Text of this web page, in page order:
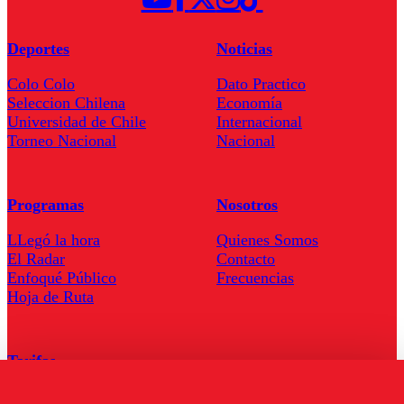
Deportes
Colo Colo
Seleccion Chilena
Universidad de Chile
Torneo Nacional
Noticias
Dato Practico
Economía
Internacional
Nacional
Programas
LLegó la hora
El Radar
Enfoqué Público
Hoja de Ruta
Nosotros
Quienes Somos
Contacto
Frecuencias
Tarifas